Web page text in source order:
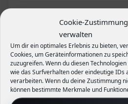
Cookie-Zustimmung
verwalten
Um dir ein optimales Erlebnis zu bieten,
Cookies, um Geräteinformationen zu
zuzugreifen. Wenn du diesen
wie das Surfverhalten oder eindeutige IDs
verarbeiten. Wenn du deine Zustimmung
können bestimmte Merkmale und
Grundstück
Hecken